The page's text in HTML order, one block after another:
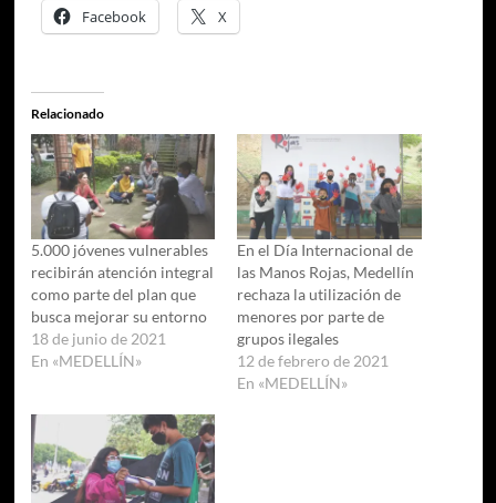
Facebook X
Relacionado
5.000 jóvenes vulnerables
recibirán atención integral
como parte del plan que
busca mejorar su entorno
18 de junio de 2021
En «MEDELLÍN»
En el Día Internacional de
las Manos Rojas, Medellín
rechaza la utilización de
menores por parte de
grupos ilegales
12 de febrero de 2021
En «MEDELLÍN»